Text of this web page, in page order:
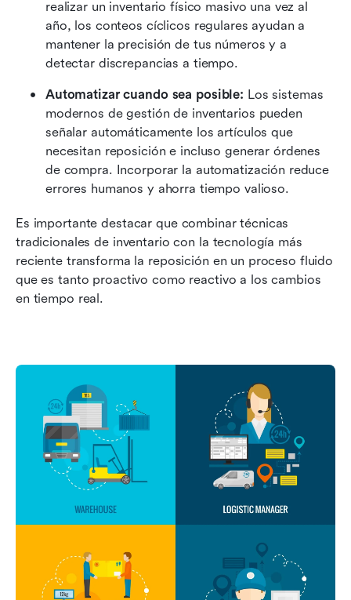
realizar un inventario físico masivo una vez al
año, los conteos cíclicos regulares ayudan a
mantener la precisión de tus números y a
detectar discrepancias a tiempo.
Automatizar cuando sea posible: Los sistemas
modernos de gestión de inventarios pueden
señalar automáticamente los artículos que
necesitan reposición e incluso generar órdenes
de compra. Incorporar la automatización reduce
errores humanos y ahorra tiempo valioso.
Es importante destacar que combinar técnicas
tradicionales de inventario con la tecnología más
reciente transforma la reposición en un proceso fluido
que es tanto proactivo como reactivo a los cambios
en tiempo real.